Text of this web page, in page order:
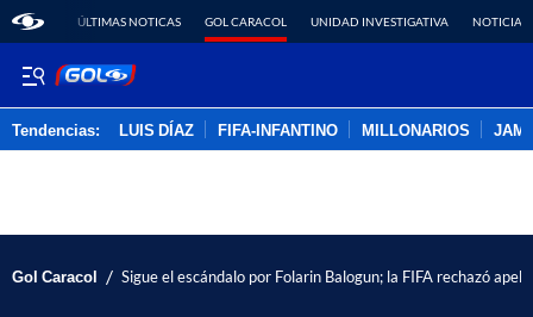
ÚLTIMAS NOTICAS GOL CARACOL UNIDAD INVESTIGATIVA NOTICIAS
Tendencias: LUIS DÍAZ FIFA-INFANTINO MILLONARIOS
Gol Caracol / Sigue el escándalo por Folarin Balogun; la FIFA rechazó